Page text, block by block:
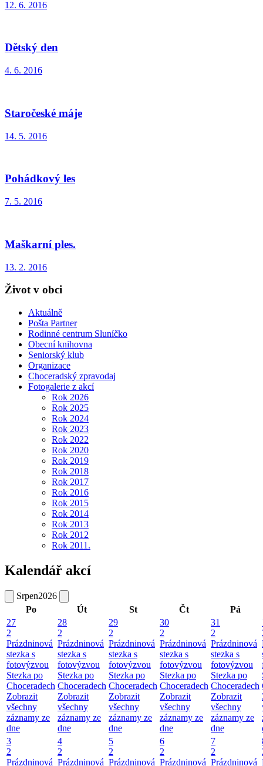
12. 6. 2016
Dětský den
4. 6. 2016
Staročeské máje
14. 5. 2016
Pohádkový les
7. 5. 2016
Maškarní ples.
13. 2. 2016
Život v obci
Aktuálně
Pošta Partner
Rodinné centrum Sluníčko
Obecní knihovna
Seniorský klub
Organizace
Choceradský zpravodaj
Fotogalerie z akcí
Rok 2026
Rok 2025
Rok 2024
Rok 2023
Rok 2022
Rok 2020
Rok 2019
Rok 2018
Rok 2017
Rok 2016
Rok 2015
Rok 2014
Rok 2013
Rok 2012
Rok 2011.
Kalendář akcí
Srpen2026
Po
Út St Čt
Pá
27
2
Prázdninová
stezka s
fotovýzvou
Stezka po
Choceradech
Zobrazit
všechny
záznamy ze
dne
28
2
Prázdninová
stezka s
fotovýzvou
Stezka po
Choceradech
Zobrazit
všechny
záznamy ze
dne
29
2
Prázdninová
stezka s
fotovýzvou
Stezka po
Choceradech
Zobrazit
všechny
záznamy ze
dne
30
2
Prázdninová
stezka s
fotovýzvou
Stezka po
Choceradech
Zobrazit
všechny
záznamy ze
dne
31
2
Prázdninová
stezka s
fotovýzvou
Stezka po
Choceradech
Zobrazit
všechny
záznamy ze
dne
3
2
Prázdninová
4
2
Prázdninová
5
2
Prázdninová
6
2
Prázdninová
7
2
Prázdninová